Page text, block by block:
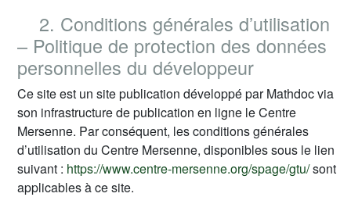
2. Conditions générales d’utilisation
– Politique de protection des données
personnelles du développeur
Ce site est un site publication développé par Mathdoc via
son infrastructure de publication en ligne le Centre
Mersenne. Par conséquent, les conditions générales
d’utilisation du Centre Mersenne, disponibles sous le lien
suivant : https://www.centre-mersenne.org/spage/gtu/sont
applicables à ce site.